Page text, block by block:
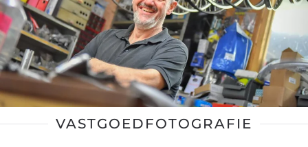
VASTGOEDFOTOGRAFIE